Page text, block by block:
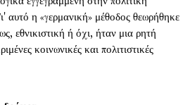
αυτό η «γερμανική» μέθοδος θεωρήθηκε
εθνικιστική ή όχι, ήταν μια ρητή
κοινωνικές και πολιτιστικές